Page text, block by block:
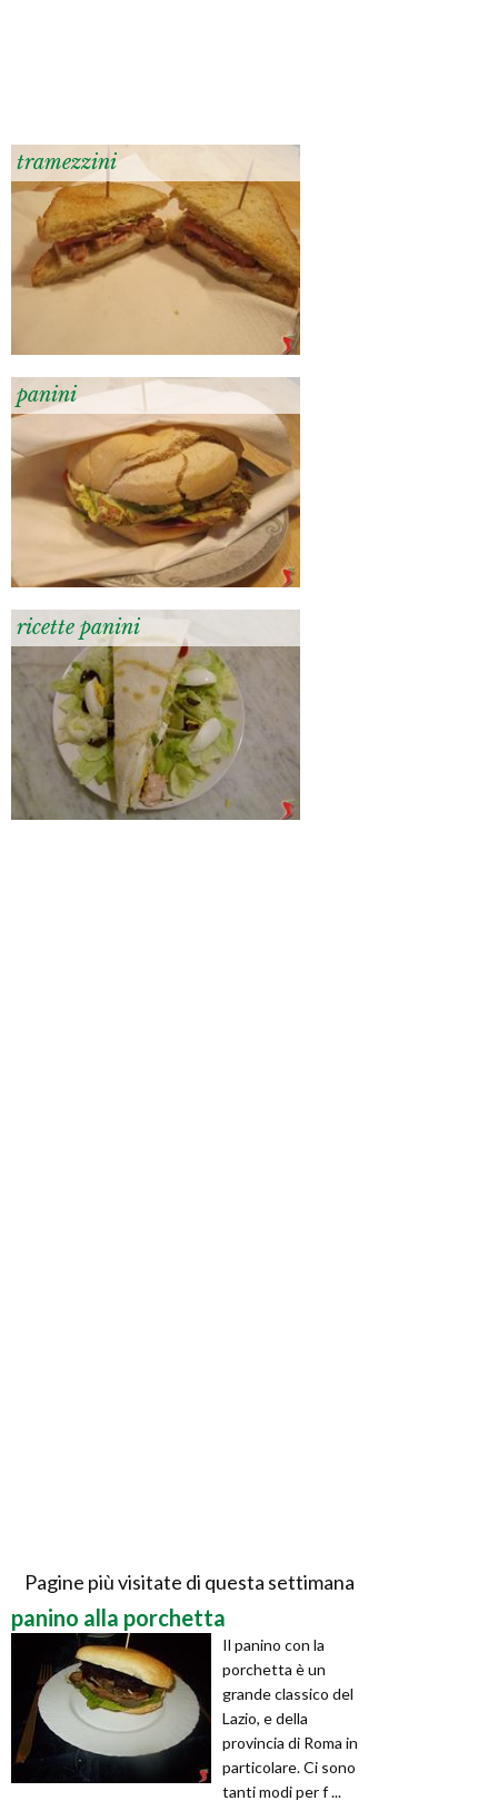
tramezzini
panini
ricette panini
Pagine più visitate di questa settimana
panino alla porchetta
Il panino con la
porchetta è un
grande classico del
Lazio, e della
provincia di Roma in
particolare. Ci sono
tanti modi per f ...